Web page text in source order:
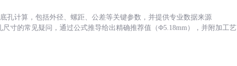
孔计算，包括外径、螺距、公差等关键参数，并提供专业数据来源
尺寸的常见疑问，通过公式推导给出精确推荐值（Φ5.18mm），并附加工艺